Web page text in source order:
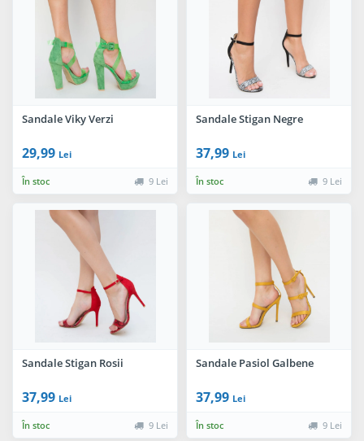
Sandale Viky Verzi
29,99 Lei
În stoc 9 Lei
Sandale Stigan Negre
37,99 Lei
În stoc 9 Lei
Sandale Stigan Rosii
37,99 Lei
În stoc 9 Lei
Sandale Pasiol Galbene
37,99 Lei
În stoc 9 Lei